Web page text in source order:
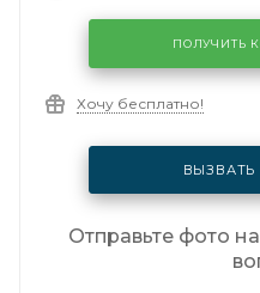
ПОЛУЧИТЬ
Хочу бесплатно!
Отправьте фото